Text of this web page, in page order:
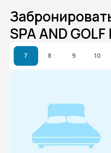
SPA AND GOLF
7 8 9 10